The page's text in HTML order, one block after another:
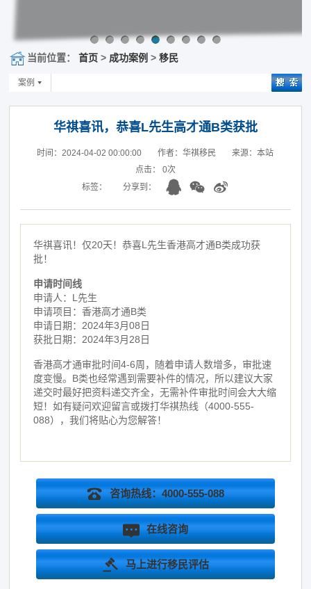
当前位置： 首页 > 成功案例 >移民
案例
华祺喜讯，恭喜L先生高才通B类获批
时间：2024-04-02 00:00:00 作者：华祺移民
来源：本站
点击： 0次
标签：
分享到：
华祺喜讯！仅20天！恭喜L先生香港高才通B类成功获
批！
申请时间线
申请人：L先生
申请项目：香港高才通B类
申请日期：2024年3月08日
获批日期：2024年3月28日
香港高才通审批时间4-6周，随着申请人数增多，审批速
度变慢。B类也经常遇到需要补件的情况，所以建议大家
递交时最好把资料递交齐全，无需补件审批时间会大大缩
短！如有疑问欢迎留言或拨打华祺热线（4000-555-
088），我们将贴心为您解答！
咨询热线：4000-555-088
在线咨询
马上进行移民评估